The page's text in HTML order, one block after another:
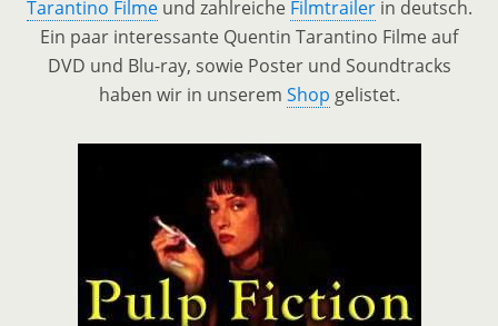
Tarantino Filmeund zahlreiche Filmtrailerin deutsch.
Ein paar interessante Quentin Tarantino Filme auf
DVD und Blu-ray, sowie Poster und Soundtracks
haben wir in unserem Shop gelistet.